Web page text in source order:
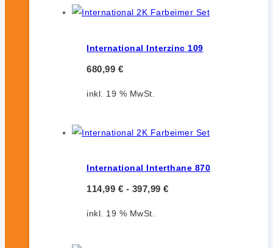
International Interzinc 109
680,99 €
inkl. 19 % MwSt.
International Interthane 870
114,99 € - 397,99 €
inkl. 19 % MwSt.